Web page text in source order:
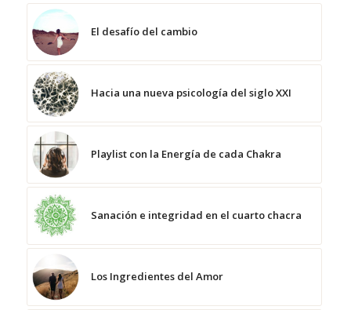
El desafío del cambio
Hacia una nueva psicología del siglo XXI
Playlist con la Energía de cada Chakra
Sanación e integridad en el cuarto chacra
Los Ingredientes del Amor